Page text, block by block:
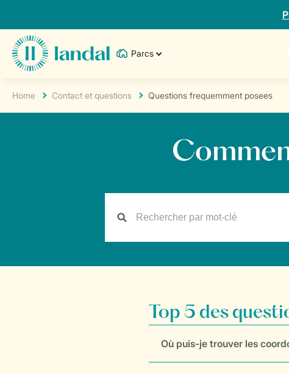
Parcs
Home Contact et questions Questions frequemment posees
Top 5 des
Où puis-je trouver les